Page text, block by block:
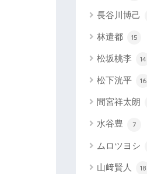
長谷川博己
林遣都 15
松坂桃李 14
松下洸平 16
間宮祥太朗
水谷豊 7
ムロツヨシ
山﨑賢人 18